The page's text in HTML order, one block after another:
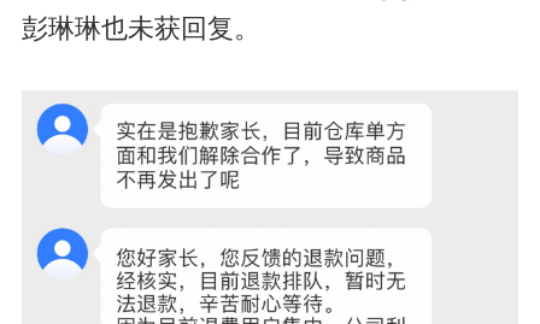
彭琳琳也未获回复。